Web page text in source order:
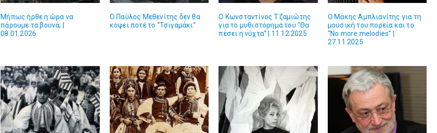
Μήπως ήρθε η ώρα να
πάρουμε τα βουνά; |
08.01.2026
Ο Παύλος Μεθενίτης δεν θα
κόψει ποτέ το “Τσιγαμάκι”
Ο Κωνσταντίνος Τζαμιώτης
για το μυθιστόρημα του “Θα
πέσει η νύχτα” | 11.12.2025
Ο Μάκης Αμπλιανίτης για τη
μουσική του πορεία και το
“No more melodies” |
27.11.2025